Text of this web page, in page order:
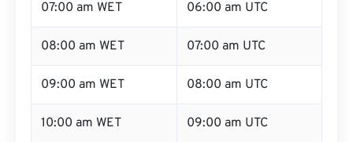
07:00 am WET 06:00 am UTC
08:00 am WET 07:00 am UTC
09:00 am WET 08:00 am UTC
10:00 am WET 09:00 am UTC